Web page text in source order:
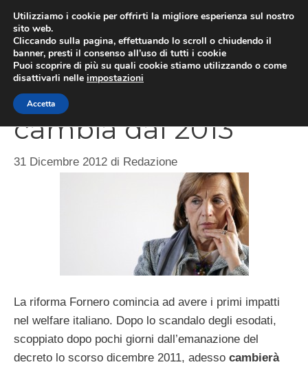
contenuto
Disoccupazione
cambia dal 2013
31 Dicembre 2012 di Redazione
La riforma Fornero comincia ad avere i primi impatti
nel welfare italiano. Dopo lo scandalo degli esodati,
scoppiato dopo pochi giorni dall’emanazione del
decreto lo scorso dicembre 2011, adesso cambierà
Utilizziamo i cookie per offrirti la migliore esperienza sul nostro
sito web.
Cliccando sulla pagina, effettuando lo scroll o chiudendo il
banner, presti il consenso all’uso di tutti i cookie
Puoi scoprire di più su quali cookie stiamo utilizzando o come
disattivarli nelle impostazioni
Accetta